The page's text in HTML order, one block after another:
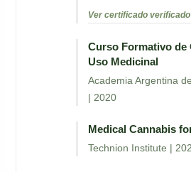
Ver certificado verificado
Curso Formativo
Uso Medicinal
Academia Argentina
| 2020
Medical Cannabis
Technion Institute |